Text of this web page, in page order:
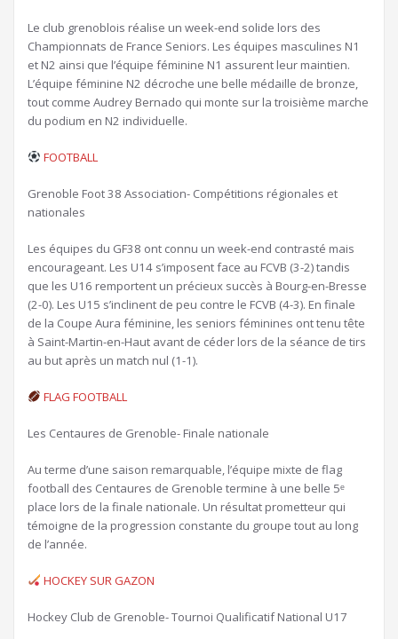
Le club grenoblois réalise un week-end solide lors des
Championnats de France Seniors. Les équipes masculines N1
et N2 ainsi que l’équipe féminine N1 assurent leur maintien.
L’équipe féminine N2 décroche une belle médaille de bronze,
tout comme Audrey Bernado qui monte sur la troisième marche
du podium en N2 individuelle.
FOOTBALL
Grenoble Foot 38 Association- Compétitions régionales et
nationales
Les équipes du GF38 ont connu un week-end contrasté mais
encourageant. Les U14 s’imposent face au FCVB (3-2) tandis
que les U16 remportent un précieux succès à Bourg-en-Bresse
(2-0). Les U15 s’inclinent de peu contre le FCVB (4-3). En finale
de la Coupe Aura féminine, les seniors féminines ont tenu tête
à Saint-Martin-en-Haut avant de céder lors de la séance de tirs
au but après un match nul (1-1).
FLAG FOOTBALL
Les Centaures de Grenoble- Finale nationale
Au terme d’une saison remarquable, l’équipe mixte de flag
football des Centaures de Grenoble termine à une belle 5ᵉ
place lors de la finale nationale. Un résultat prometteur qui
témoigne de la progression constante du groupe tout au long
de l’année.
HOCKEY SUR GAZON
Hockey Club de Grenoble- Tournoi Qualificatif National U17